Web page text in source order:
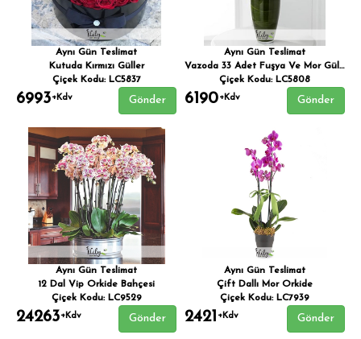
Aynı Gün Teslimat
Kutuda Kırmızı Güller
Çiçek Kodu: LC5837
6993+Kdv Gönder
Aynı Gün Teslimat
Vazoda 33 Adet Fuşya Ve Mor Güller
Çiçek Kodu: LC5808
6190+Kdv Gönder
Aynı Gün Teslimat
12 Dal Vip Orkide Bahçesi
Çiçek Kodu: LC9529
24263+Kdv Gönder
Aynı Gün Teslimat
Çift Dallı Mor Orkide
Çiçek Kodu: LC7939
2421 +Kdv Gönder